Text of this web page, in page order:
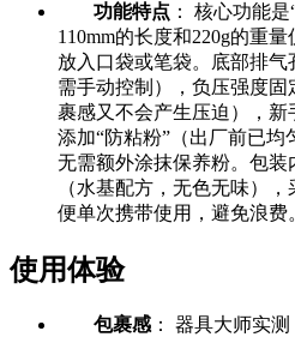
功能特点 ： 核心功能
110mm的长度和220g的重
放入口袋或笔袋。底部排气
需手动控制），负压强度
裹感又不会产生压迫），
添加“防粘粉”（出厂前已均
无需额外涂抹保养粉。包装
（水基配方，无色无味）
便单次携带使用，避免浪费
使用体验
包裹感 ： 器具大师实